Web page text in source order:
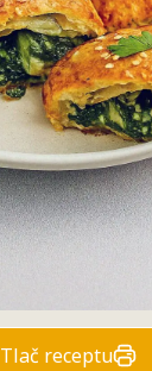
Tlač receptu